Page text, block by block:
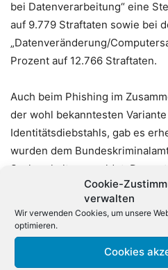
Cookie-
verwalten
Wir verwenden Cookies, um unsere
optimieren.
Cookies
bei Datenverarbeitung“ eine
auf 9.779 Straftaten sowie bei
„Datenveränderung/
Prozent auf 12.766 Straftaten.
Auch beim Phishing im
der wohl bekanntesten
Identitätsdiebstahls, gab es
wurden dem
Sachverhalte gemeldet. Das
Fallzahlen um rund 19 Prozent
Nachdem 2012 durch
der Kreditinstitute, wie
mTAN-Verfahrens, die
Onlinebanking erhöht wurden,